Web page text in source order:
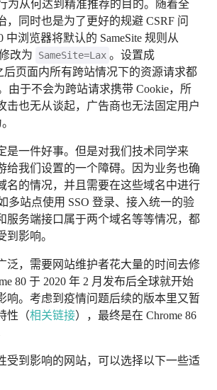
为从何达到精准推荐的目的。随着全
，同时也是为了更好的规避 CSRF 问
中浏览器将默认的 SameSite 规则从
改为 SameSite=Lax 。设置成
后页面内所有跨站情况下的资源请求都
由于不会为跨站请求携带 Cookie，所
击也无从谈起，广告商也无法固定用户
是一件好事。但是对我们技术同学来
给我们设置的一个障碍。因为业务也确
名的情况，并且需要在这些域名中进行
多站点使用 SSO 登录、接入统一的验
服务端接口属于两个域名等等情况，都
到影响。
泛，需要网站维护者花大量的时间去修
80 于 2020 年 2 月发布后全球就开始
响。考虑到疫情问题后续的版本里又暂
性（相关链接），最终是在 Chrome 86
受到影响的网站，可以选择以下一些适